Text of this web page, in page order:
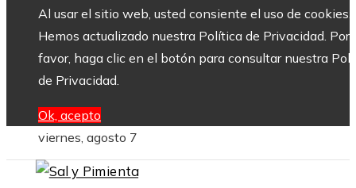
Al usar el sitio web, usted consiente el uso de cookies.
Hemos actualizado nuestra Política de Privacidad. Por
favor, haga clic en el botón para consultar nuestra
de Privacidad.
Ok, acepto
viernes, agosto 7